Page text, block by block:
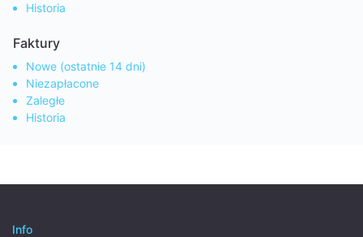
Historia
Faktury
Nowe (ostatnie 14 dni)
Niezapłacone
Zaległe
Historia
Info